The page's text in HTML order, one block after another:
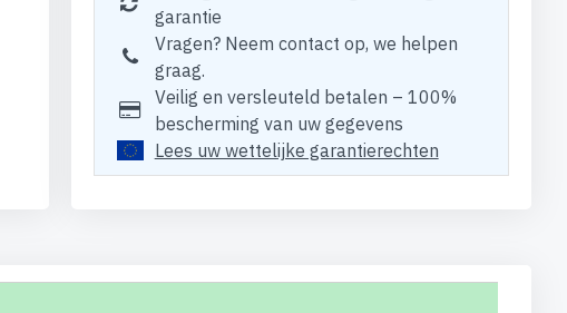
garantie
Vragen? Neem contact op, we helpen
graag.
Veilig en versleuteld betalen – 100%
bescherming van uw gegevens
Lees uw wettelijke garantierechten